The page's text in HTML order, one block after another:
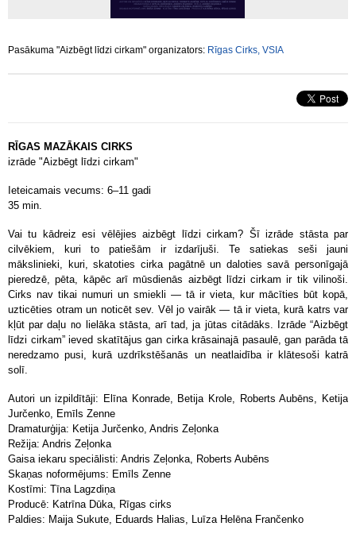
Pasākuma "Aizbēgt līdzi cirkam" organizators: Rīgas Cirks, VSIA
RĪGAS MAZĀKAIS CIRKS
izrāde "Aizbēgt līdzi cirkam"
Ieteicamais vecums: 6–11 gadi
35 min.
Vai tu kādreiz esi vēlējies aizbēgt līdzi cirkam? Šī izrāde stāsta par
cilvēkiem, kuri to patiešām ir izdarījuši. Te satiekas seši jauni
mākslinieki, kuri, skatoties cirka pagātnē un daloties savā personīgajā
pieredzē, pēta, kāpēc arī mūsdienās aizbēgt līdzi cirkam ir tik vilinoši.
Cirks nav tikai numuri un smiekli — tā ir vieta, kur mācīties būt kopā,
uzticēties otram un noticēt sev. Vēl jo vairāk — tā ir vieta, kurā katrs var
kļūt par daļu no lielāka stāsta, arī tad, ja jūtas citādāks. Izrāde “Aizbēgt
līdzi cirkam” ieved skatītājus gan cirka krāsainajā pasaulē, gan parāda tā
neredzamo pusi, kurā uzdrīkstēšanās un neatlaidība ir klātesoši katrā
solī.
Autori un izpildītāji: Elīna Konrade, Betija Krole, Roberts Aubēns, Ketija
Jurčenko, Emīls Zenne
Dramaturģija: Ketija Jurčenko, Andris Zeļonka
Režija: Andris Zeļonka
Gaisa iekaru speciālisti: Andris Zeļonka, Roberts Aubēns
Skaņas noformējums: Emīls Zenne
Kostīmi: Tīna Lagzdiņa
Producē: Katrīna Dūka, Rīgas cirks
Paldies: Maija Sukute, Eduards Halias, Luīza Helēna Frančenko